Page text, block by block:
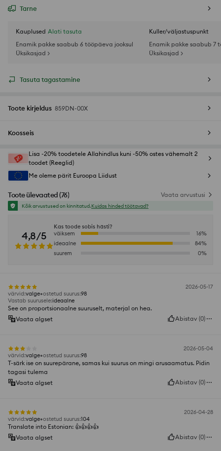
Tarne
Kauplused Alati tasuta
Enamik pakke saabub 6 tööpäeva jooksul
Üksikasjad >
Kuller/väljastuspunkt
Enamik pakke saabub 7
Üksikasjad >
Tasuta tagastamine
Toote kirjeldus 859DN-00X
Koosseis
Lisa -20% toodetele Allahindlus kuni -50% ostes vähemalt 2
toodet (Reeglid)
Me oleme pärit Euroopa Liidust
Toote ülevaated (76) Vaata arvustusi
Kõik arvustused on kinnitatud.Kuidas hinded töötavad?
4,8/5
Kas toode sobis hästi?
väiksem
16%
ideaalne
84%
suurem
0%
2026-05-17
värvid:valge ostetud suurus:98
Vastab suurusele:ideaalne
See on proportsionaalne suuruselt, materjal on hea.
Vaata algset
Abistav (0)
2026-05-04
värvid:valge ostetud suurus:98
T-särk ise on suurepärane, samas kui suurus on mingi arusaamatus. Pidin
tagasi tulema
Vaata algset
Abistav (0)
2026-04-28
värvid:valge ostetud suurus:104
Translate into Estonian: 👍️👍️👍️👍️
Vaata algset
Abistav (0)